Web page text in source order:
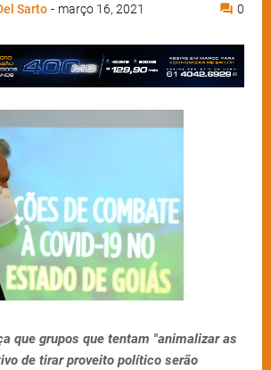
Sarto - março 16, 2021 0
que grupos que tentam "animalizar as
de tirar proveito político serão